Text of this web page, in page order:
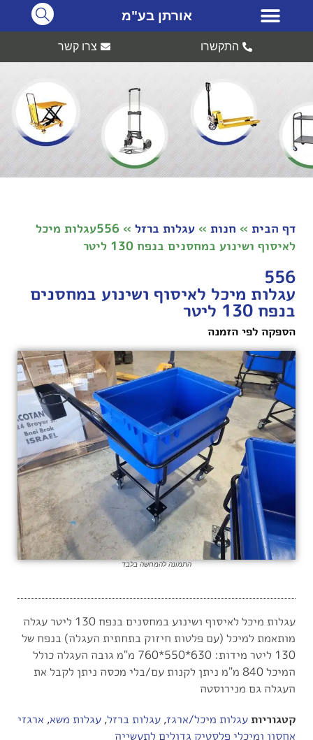
אורתן בע"מ
התקשרו צרו קשר
דף הבית » חנות » עגלות ברזל »
556עגלות מיכל
לאיסוף ושינוע במחסנים בנפח 130 ליטר
556
עגלות מיכל לאיסוף ושינוע במחסנים
בנפח 130 ליטר
הספקה לפי הזמנה
התמונה להמחשה בלבד
עגלות מיכל לאיסוף ושינוע במחסנים בנפח 130 ליטר עגלה
מותאמת למיכל (עם פלטות חיזוק בתחתית העגלה) בנפח של
130 ליטר מידות: 630*550*760 מ"מ גובה העגלה כולל
המיכל 840 מ"מ ניתן לקנות עם/בלי מכסה ניתן לקבל את
העגלה גם מנירוסטה
קטגוריות עגלות מיכל/ארגז, עגלות ברזל, עגלות משא, ארגזי
אחסון ומיכלי פלסטיק גדולים לתעשייה